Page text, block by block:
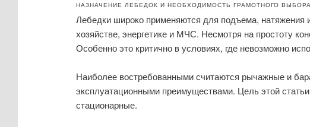
НАЗНАЧЕНИЕ ЛЕБЕДОК И НЕОБХОДИМОСТЬ ГРАМОТНОГО ВЫБОРА
Лебедки широко применяются для подъема, натяжения
хозяйстве, энергетике и МЧС. Несмотря на простоту
Особенно это критично в условиях, где невозможно
Наиболее востребованными считаются рычажные и
эксплуатационными преимуществами. Цель этой
стационарные.